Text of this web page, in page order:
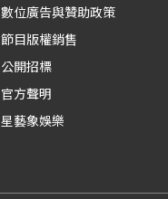
數位廣告與贊助政策
節目版權銷售
公開招標
官方聲明
星藝象娛樂